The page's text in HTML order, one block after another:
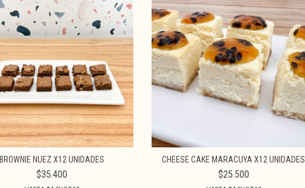
BROWNIE NUEZ X12 UNIDADES
$35.400
CHEESE CAKE MARACUYA X12 UNIDADES
$25.500